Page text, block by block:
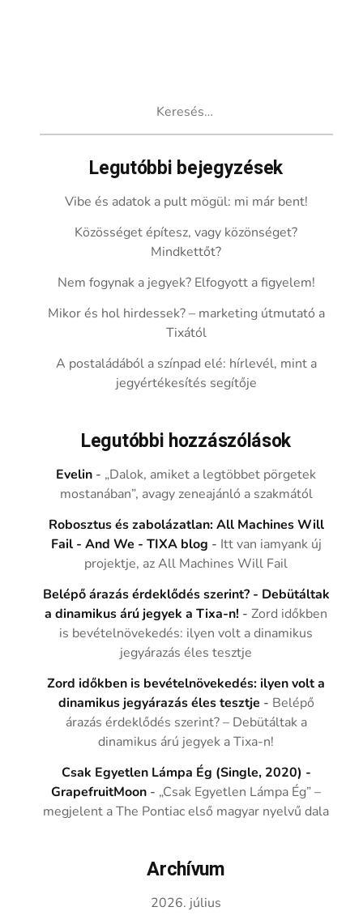
Legutóbbi bejegyzések
Vibe és adatok a pult mögül: mi már bent!
Közösséget építesz, vagy közönséget?
Mindkettőt?
Nem fogynak a jegyek? Elfogyott a figyelem!
Mikor és hol hirdessek? – marketing útmutató a
Tixától
A postaládából a színpad elé: hírlevél, mint a
jegyértékesítés segítője
Legutóbbi hozzászólások
Evelin - „Dalok, amiket a legtöbbet pörgetek
mostanában”, avagy zeneajánló a szakmától
Robosztus és zabolázatlan: All Machines Will
Fail - And We - TIXA blog - Itt van iamyank új
projektje, az All Machines Will Fail
Belépő árazás érdeklődés szerint? - Debütáltak
a dinamikus árú jegyek a Tixa-n! -Zord időkben
is bevételnövekedés: ilyen volt a dinamikus
jegyárazás éles tesztje
Zord időkben is bevételnövekedés: ilyen volt a
dinamikus jegyárazás éles tesztje - Belépő
árazás érdeklődés szerint? – Debütáltak a
dinamikus árú jegyek a Tixa-n!
Csak Egyetlen Lámpa Ég (Single, 2020) -
GrapefruitMoon - „Csak Egyetlen Lámpa Ég” –
megjelent a The Pontiac első magyar nyelvű dala
Archívum
2026. július